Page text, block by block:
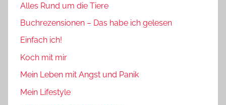
Alles Rund um die Tiere
Buchrezensionen – Das habe ich gelesen
Einfach ich!
Koch mit mir
Mein Leben mit Angst und Panik
Mein Lifestyle